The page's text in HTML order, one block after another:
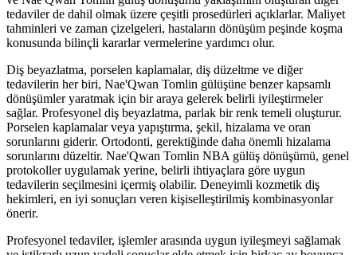
tedaviler de dahil olmak üzere çeşitli prosedürleri açıklarlar. Maliyet
tahminleri ve zaman çizelgeleri, hastaların dönüşüm peşinde koşma
konusunda bilinçli kararlar vermelerine yardımcı olur.
Diş beyazlatma, porselen kaplamalar, diş düzeltme ve diğer
tedavilerin her biri, Nae'Qwan Tomlin gülüşüne benzer kapsamlı
dönüşümler yaratmak için bir araya gelerek belirli iyileştirmeler
sağlar. Profesyonel diş beyazlatma, parlak bir renk temeli oluşturur.
Porselen kaplamalar veya yapıştırma, şekil, hizalama ve oran
sorunlarını giderir. Ortodonti, gerektiğinde daha önemli hizalama
sorunlarını düzeltir. Nae'Qwan Tomlin NBA gülüş dönüşümü, genel
protokoller uygulamak yerine, belirli ihtiyaçlara göre uygun
tedavilerin seçilmesini içermiş olabilir. Deneyimli kozmetik diş
hekimleri, en iyi sonuçları veren kişiselleştirilmiş kombinasyonlar
önerir.
Profesyonel tedaviler, işlemler arasında uygun iyileşmeyi sağlamak